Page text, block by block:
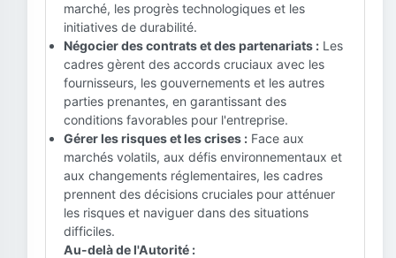
marché, les progrès technologiques et les
initiatives de durabilité.
Négocier des contrats et des partenariats : Les
cadres gèrent des accords cruciaux avec les
fournisseurs, les gouvernements et les autres
parties prenantes, en garantissant des
conditions favorables pour l'entreprise.
Gérer les risques et les crises : Face aux
marchés volatils, aux défis environnementaux et
aux changements réglementaires, les cadres
prennent des décisions cruciales pour atténuer
les risques et naviguer dans des situations
difficiles.
Au-delà de l'Autorité :